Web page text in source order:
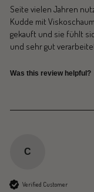
Seite vielen Jahren
Kudde mit
gekauft und sie fühlt
und sehr gut
Was this review helpful?
C
Verified Customer